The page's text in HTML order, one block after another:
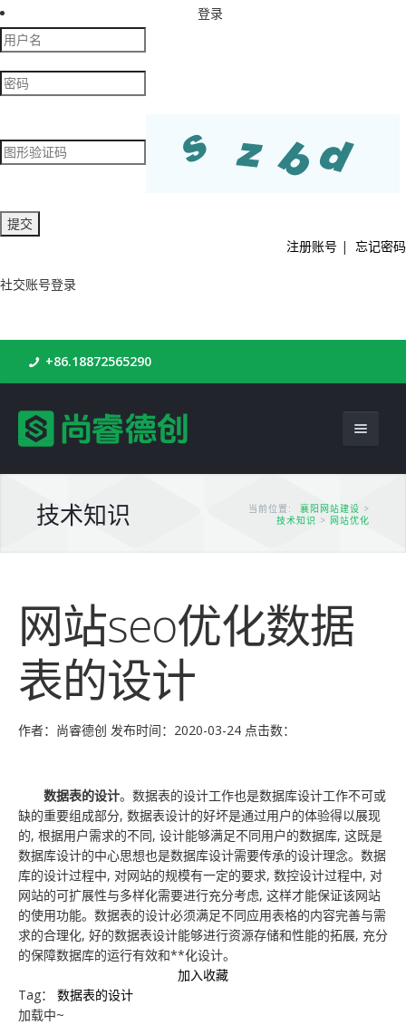
登录
注册账号 | 忘记密码
社交账号登录
+86.18872565290
服务项目
网站建设
平面设计
PSD转HTML
模版建站
数据与API
服务报价
小程序开发
网站托管
解决方案
企业网站
商城网站
政府网站
高端网站
教育app定制开发
物联网APP定制开发
O2Oapp定制开发
电商APP定制开发
产品服务
尚睿德创程序
虚拟主机
云主机
推广优化
短信群发
网站模板
小程序模板
网站模板
小程序模板
云·速成美站
案例
弹窗广告
睿推宝
案例展示
企业网站
商城网站
行业信息网站
政府网站
手机网站
技术知识
建站技巧
网站优化
营销推广
常见问题
关于我们
团队成员
联系我们
合作客户
技术知识 当前位置: 襄阳网站建设 >
技术知识 > 网站优化
网站seo优化数据
表的设计
作者：尚睿德创 发布时间：2020-03-24 点击数：
数据表的设计。数据表的设计工作也是数据库设计工作不可或
缺的重要组成部分, 数据表设计的好坏是通过用户的体验得以展现
的, 根据用户需求的不同, 设计能够满足不同用户的数据库, 这既是
数据库设计的中心思想也是数据库设计需要传承的设计理念。数据
库的设计过程中, 对网站的规模有一定的要求, 数控设计过程中, 对
网站的可扩展性与多样化需要进行充分考虑, 这样才能保证该网站
的使用功能。数据表的设计必须满足不同应用表格的内容完善与需
求的合理化, 好的数据表设计能够进行资源存储和性能的拓展, 充分
的保障数据库的运行有效和**化设计。
加入收藏
Tag：
数据表的设计
加载中~